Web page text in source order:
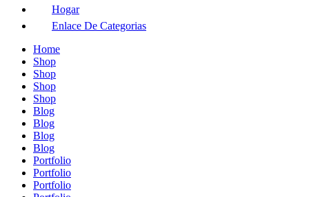
Hogar
Enlace De Categorias
Home
Shop
Shop
Shop
Shop
Blog
Blog
Blog
Blog
Portfolio
Portfolio
Portfolio